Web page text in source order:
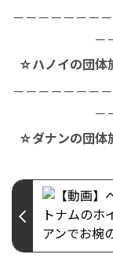
－－－－－－－
－
☆ハノイの団体
－－－－－－－
－
☆ダナンの団体